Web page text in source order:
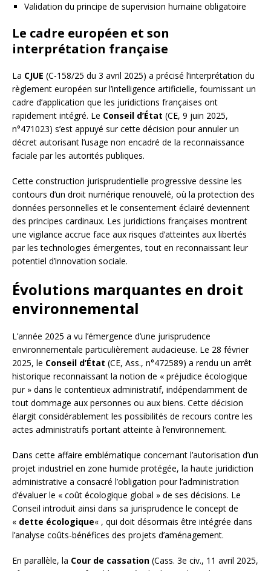
Validation du principe de supervision humaine obligatoire
Le cadre européen et son
interprétation française
La CJUE (C-158/25 du 3 avril 2025) a précisé l’interprétation du
règlement européen sur l’intelligence artificielle, fournissant un
cadre d’application que les juridictions françaises ont
rapidement intégré. Le Conseil d’État (CE, 9 juin 2025,
n°471023) s’est appuyé sur cette décision pour annuler un
décret autorisant l’usage non encadré de la reconnaissance
faciale par les autorités publiques.
Cette construction jurisprudentielle progressive dessine les
contours d’un droit numérique renouvelé, où la protection des
données personnelles et le consentement éclairé deviennent
des principes cardinaux. Les juridictions françaises montrent
une vigilance accrue face aux risques d’atteintes aux libertés
par les technologies émergentes, tout en reconnaissant leur
potentiel d’innovation sociale.
Évolutions marquantes en droit
environnemental
L’année 2025 a vu l’émergence d’une jurisprudence
environnementale particulièrement audacieuse. Le 28 février
2025, le Conseil d’État (CE, Ass., n°472589) a rendu un arrêt
historique reconnaissant la notion de « préjudice écologique
pur » dans le contentieux administratif, indépendamment de
tout dommage aux personnes ou aux biens. Cette décision
élargit considérablement les possibilités de recours contre les
actes administratifs portant atteinte à l’environnement.
Dans cette affaire emblématique concernant l’autorisation d’un
projet industriel en zone humide protégée, la haute juridiction
administrative a consacré l’obligation pour l’administration
d’évaluer le « coût écologique global » de ses décisions. Le
Conseil introduit ainsi dans sa jurisprudence le concept de
« dette écologique« , qui doit désormais être intégrée dans
l’analyse coûts-bénéfices des projets d’aménagement.
En parallèle, la Cour de cassation (Cass. 3e civ., 11 avril 2025,